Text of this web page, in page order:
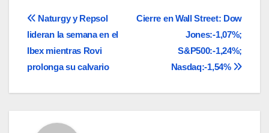
Navegación
de
entradas
Cierre en Wall Street: Dow
Jones:-1,07%;
S&P500:-1,24%;
Nasdaq:-1,54%
Naturgy y Repsol
lideran la semana en el
Ibex mientras Rovi
prolonga su calvario